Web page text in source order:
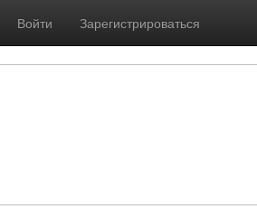
Войти Зарегистрироваться